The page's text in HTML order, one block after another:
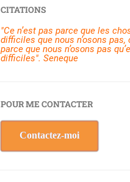
CITATIONS
"Ce n’est pas parce que les
difficiles que nous n’osons pas,
parce que nous n’osons pas
difficiles". Seneque
POUR ME CONTACTER
Contactez-moi